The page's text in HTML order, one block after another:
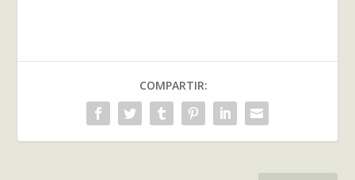
COMPARTIR: